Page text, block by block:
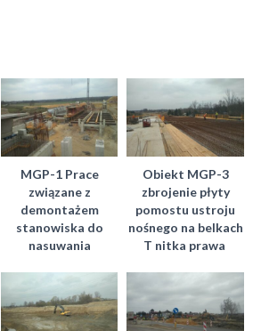
MGP-1 Prace
związane z
demontażem
stanowiska do
nasuwania
Obiekt MGP-3
zbrojenie płyty
pomostu ustroju
nośnego na belkach
T nitka prawa